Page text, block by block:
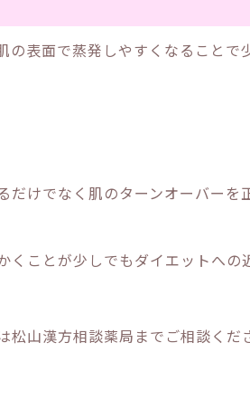
表面で蒸発しやすくなることで
けでなく肌のターンオーバーを
ことが少しでもダイエットへの
山漢方相談薬局までご相談くだ